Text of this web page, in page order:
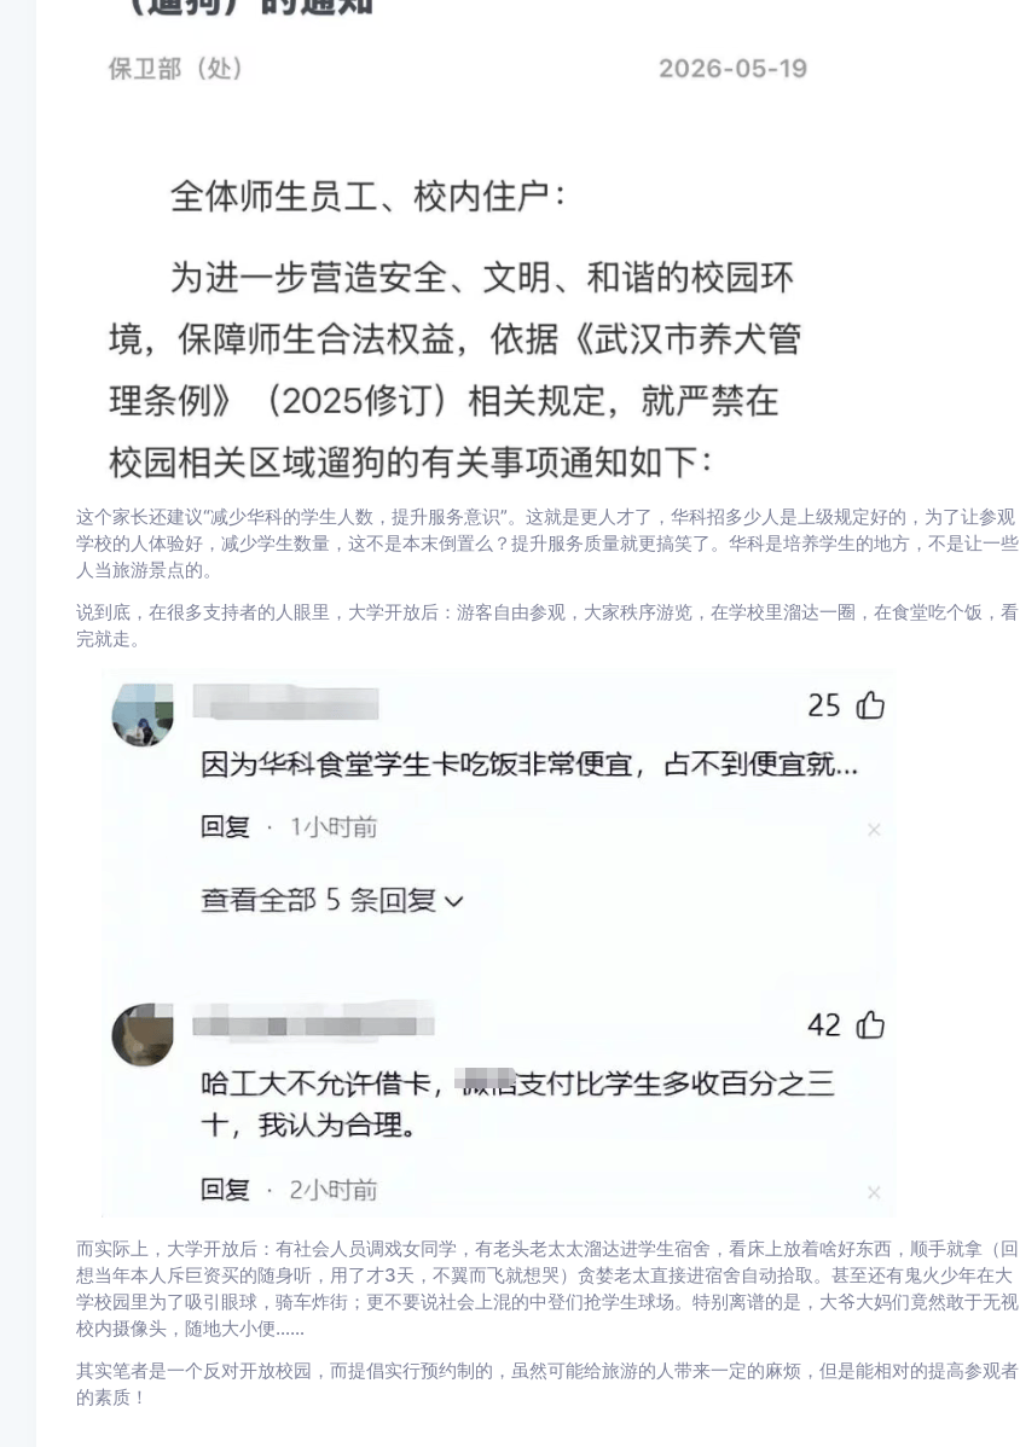
这个家长还建议“减少华科的学生人数，提升服务意识”。这就是更人才了，华科招多少人是上级规定好的，为了让参观
学校的人体验好，减少学生数量，这不是本末倒置么？提升服务质量就更搞笑了。华科是培养学生的地方，不是让一些
人当旅游景点的。
说到底，在很多支持者的人眼里，大学开放后：游客自由参观，大家秩序游览，在学校里溜达一圈，在食堂吃个饭，看
完就走。
而实际上，大学开放后：有社会人员调戏女同学，有老头老太太溜达进学生宿舍，看床上放着啥好东西，顺手就拿（回
想当年本人斥巨资买的随身听，用了才3天，不翼而飞就想哭）贪婪老太直接进宿舍自动拾取。甚至还有鬼火少年在大
学校园里为了吸引眼球，骑车炸街；更不要说社会上混的中登们抢学生球场。特别离谱的是，大爷大妈们竟然敢于无视
校内摄像头，随地大小便……
其实笔者是一个反对开放校园，而提倡实行预约制的，虽然可能给旅游的人带来一定的麻烦，但是能相对的提高参观者
的素质！